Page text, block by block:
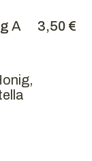
A 3,50 €